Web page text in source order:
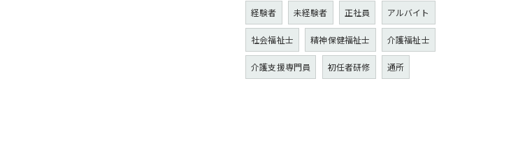
経験者 未経験者 正社員 アルバイト
社会福祉士 精神保健福祉士 介護福祉士
介護支援専門員 初任者研修 通所